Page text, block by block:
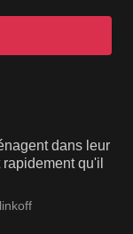
dans leur
qu'il